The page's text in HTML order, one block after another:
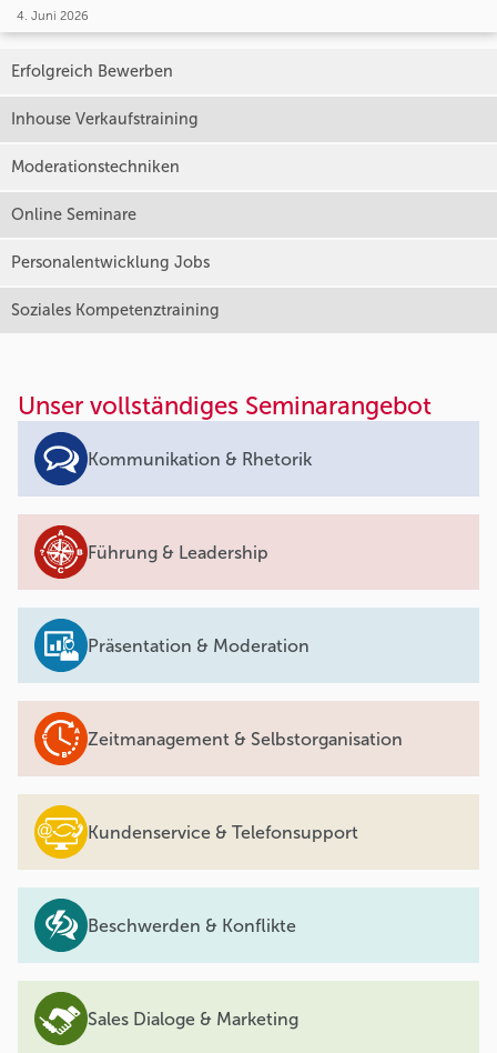
4. Juni 2026
Erfolgreich Bewerben
Inhouse Verkaufstraining
Moderationstechniken
Online Seminare
Personalentwicklung Jobs
Soziales Kompetenztraining
Unser vollständiges Seminarangebot
Kommunikation & Rhetorik
Führung & Leadership
Präsentation & Moderation
Zeitmanagement & Selbstorganisation
Kundenservice & Telefonsupport
Beschwerden & Konflikte
Sales Dialoge & Marketing